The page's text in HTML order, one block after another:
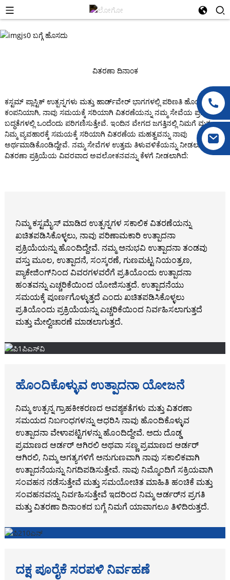
ವಿತರಣಾ ದಿನಾಂಕ
ಕಸ್ಟಮ್ ಪ್ಲಾಸ್ಟಿಕ್ ಉತ್ಪನ್ನಗಳು ಮತ್ತು ಹಾರ್ಡ್‌ವೇರ್ ಭಾಗಗಳಲ್ಲಿ ಪರಿಣತಿ ಹೊಂದಿರುವ
ಕಂಪನಿಯಾಗಿ, ನಾವು ಸಮಯಕ್ಕೆ ಸರಿಯಾಗಿ ವಿತರಣೆಯನ್ನು ನಮ್ಮ ಸೇವೆಯ ಪ್ರಮುಖ
ಬದ್ಧತೆಗಳಲ್ಲಿ ಒಂದೆಂದು ಪರಿಗಣಿಸುತ್ತೇವೆ. ಇಂದಿನ ವೇಗದ ಜಗತ್ತಿನಲ್ಲಿ ನಿಮಗೆ ಮತ್ತು
ನಿಮ್ಮ ವ್ಯವಹಾರಕ್ಕೆ ಸಮಯಕ್ಕೆ ಸರಿಯಾಗಿ ವಿತರಣೆಯ ಮಹತ್ವವನ್ನು ನಾವು
ಅರ್ಥಮಾಡಿಕೊಂಡಿದ್ದೇವೆ. ನಮ್ಮ ಸೇವೆಗಳ ಉತ್ತಮ ತಿಳುವಳಿಕೆಯನ್ನು ನೀಡಲು ನಮ್ಮ
ವಿತರಣಾ ಪ್ರಕ್ರಿಯೆಯ ವಿವರವಾದ ಅವಲೋಕನವನ್ನು ಕೆಳಗೆ ನೀಡಲಾಗಿದೆ:
ನಿಮ್ಮ ಕಸ್ಟಮೈಸ್ ಮಾಡಿದ ಉತ್ಪನ್ನಗಳ ಸಕಾಲಿಕ ವಿತರಣೆಯನ್ನು
ಖಚಿತಪಡಿಸಿಕೊಳ್ಳಲು, ನಾವು ಪರಿಣಾಮಕಾರಿ ಉತ್ಪಾದನಾ
ಪ್ರಕ್ರಿಯೆಯನ್ನು ಹೊಂದಿದ್ದೇವೆ. ನಮ್ಮ ಅನುಭವಿ ಉತ್ಪಾದನಾ ತಂಡವು
ವಸ್ತು ಮೂಲ, ಉತ್ಪಾದನೆ, ಸಂಸ್ಕರಣೆ, ಗುಣಮಟ್ಟ ನಿಯಂತ್ರಣ,
ಪ್ಯಾಕೇಜಿಂಗ್‌ನಿಂದ ವಿವರಗಳವರೆಗೆ ಪ್ರತಿಯೊಂದು ಉತ್ಪಾದನಾ
ಹಂತವನ್ನು ಎಚ್ಚರಿಕೆಯಿಂದ ಯೋಜಿಸುತ್ತದೆ. ಉತ್ಪಾದನೆಯು
ಸಮಯಕ್ಕೆ ಪೂರ್ಣಗೊಳ್ಳುತ್ತದೆ ಎಂದು ಖಚಿತಪಡಿಸಿಕೊಳ್ಳಲು
ಪ್ರತಿಯೊಂದು ಪ್ರಕ್ರಿಯೆಯನ್ನು ಎಚ್ಚರಿಕೆಯಿಂದ ನಿರ್ವಹಿಸಲಾಗುತ್ತದೆ
ಮತ್ತು ಮೇಲ್ವಿಚಾರಣೆ ಮಾಡಲಾಗುತ್ತದೆ.
ಹೊಂದಿಕೊಳ್ಳುವ ಉತ್ಪಾದನಾ ಯೋಜನೆ
ನಿಮ್ಮ ಉತ್ಪನ್ನ ಗ್ರಾಹಕೀಕರಣದ ಅವಶ್ಯಕತೆಗಳು ಮತ್ತು ವಿತರಣಾ
ಸಮಯದ ನಿರ್ಬಂಧಗಳನ್ನು ಆಧರಿಸಿ ನಾವು ಹೊಂದಿಕೊಳ್ಳುವ
ಉತ್ಪಾದನಾ ವೇಳಾಪಟ್ಟಿಗಳನ್ನು ಹೊಂದಿದ್ದೇವೆ. ಅದು ದೊಡ್ಡ
ಪ್ರಮಾಣದ ಆರ್ಡರ್ ಆಗಿರಲಿ ಅಥವಾ ಸಣ್ಣ ಪ್ರಮಾಣದ ಆರ್ಡರ್
ಆಗಿರಲಿ, ನಿಮ್ಮ ಅಗತ್ಯಗಳಿಗೆ ಅನುಗುಣವಾಗಿ ನಾವು ಸಕಾಲಿಕವಾಗಿ
ಉತ್ಪಾದನೆಯನ್ನು ನಿಗದಿಪಡಿಸುತ್ತೇವೆ. ನಾವು ನಿಮ್ಮೊಂದಿಗೆ ಸಕ್ರಿಯವಾಗಿ
ಸಂವಹನ ನಡೆಸುತ್ತೇವೆ ಮತ್ತು ಸಮಯೋಚಿತ ಮಾಹಿತಿ ಹಂಚಿಕೆ ಮತ್ತು
ಸಂವಹನವನ್ನು ನಿರ್ವಹಿಸುತ್ತೇವೆ ಇದರಿಂದ ನಿಮ್ಮ ಆರ್ಡರ್‌ನ ಪ್ರಗತಿ
ಮತ್ತು ವಿತರಣಾ ದಿನಾಂಕದ ಬಗ್ಗೆ ನಿಮಗೆ ಯಾವಾಗಲೂ ತಿಳಿದಿರುತ್ತದೆ.
ದಕ್ಷ ಪೂರೈಕೆ ಸರಪಳಿ ನಿರ್ವಹಣೆ